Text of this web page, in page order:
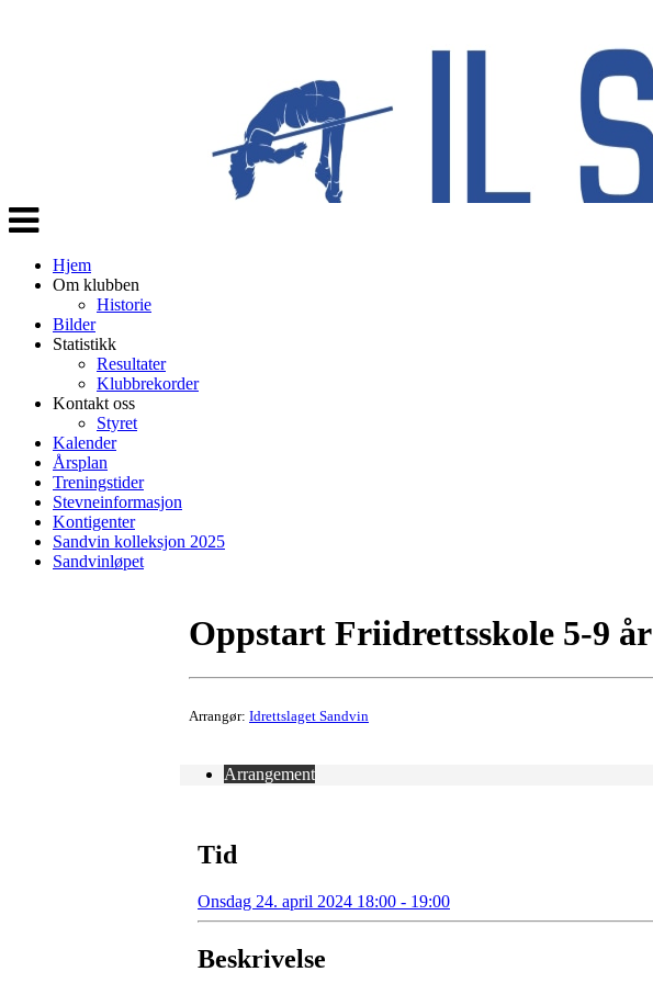
Veksle
navigasjon
Hjem
Om klubben
Historie
Bilder
Statistikk
Resultater
Klubbrekorder
Kontakt oss
Styret
Kalender
Årsplan
Treningstider
Stevneinformasjon
Kontigenter
Sandvin kolleksjon 2025
Sandvinløpet
Oppstart Friidrettsskole 5-9 år
Arrangør: Idrettslaget Sandvin
Arrangement
Tid
Onsdag 24. april 2024 18:00 - 19:00
Beskrivelse